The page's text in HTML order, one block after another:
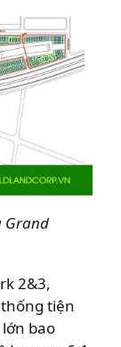
Grand
2&3,
tiện
bao